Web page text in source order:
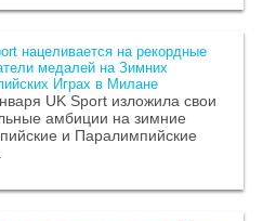
нацеливается на рекордные
медалей на Зимних
Играх в Милане
UK Sport изложила свои
амбиции на зимние
и Паралимпийские